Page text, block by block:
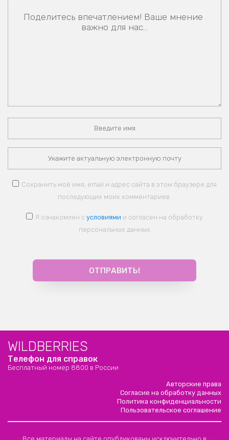
Сохранить моё имя, email и адрес сайта в этом браузере для
последующих моих комментариев.
Я ознакомлен с условиями и согласен на обработку
персональных данных
WILDBERRIES
Телефон для справок
Бесплатный номер 8800 в России
Авторские права
Согласие на обработку данных
Политика конфиденциальности
Пользовательское соглашение